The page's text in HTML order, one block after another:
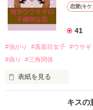
そう言われて離婚した。
29歳でバツイチになった
職歴無し。
独りになった……いった
そんな思いに沈む中、
恋愛(キ
41
#強がり #真面目女子 #ウサギ
#偽り
#三角関係
表紙を見る
キスの